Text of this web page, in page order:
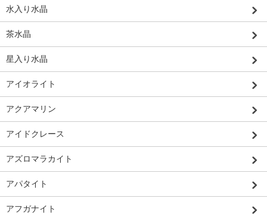
水入り水晶
茶水晶
星入り水晶
アイオライト
アクアマリン
アイドクレース
アズロマラカイト
アパタイト
アフガナイト